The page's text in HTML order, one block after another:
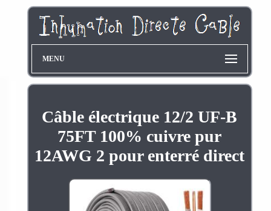
MENU
Câble électrique 12/2 UF-B
75FT 100% cuivre pur
12AWG 2 pour enterré direct